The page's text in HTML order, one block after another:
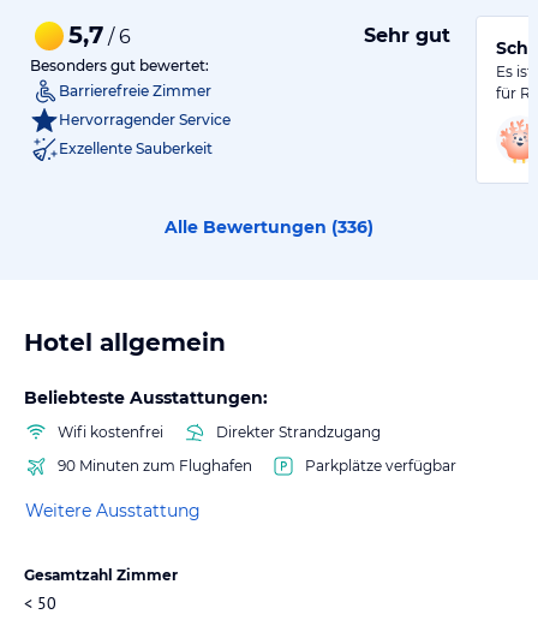
5,7 / 6 Sehr gut
Besonders gut bewertet:
Barrierefreie Zimmer
Hervorragender Service
Exzellente Sauberkeit
Es
für
Alle Bewertungen (336)
Hotel allgemein
Beliebteste Ausstattungen:
Wifi kostenfrei
Direkter Strandzugang
90 Minuten zum Flughafen
Parkplätze verfügbar
Weitere Ausstattung
Gesamtzahl Zimmer
< 50